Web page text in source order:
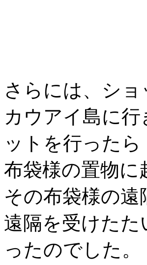
さらには、シ
カウアイ島に
ットを行ったら
布袋様の置物に
その布袋様の
遠隔を受けた
ったのでした。